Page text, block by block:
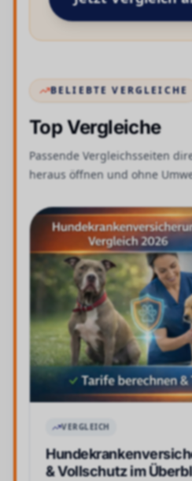
BELIEBTE VERGLEICHE
Top Vergleiche
Passende Vergleichsseiten
heraus öffnen und ohne
VERGLEICH
& Vollschutz im